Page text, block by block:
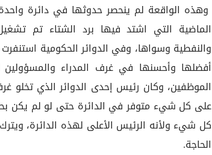
وهذه الواقعة لم ينحصر حدوثها في دائرة
الماضية التي اشتد فيها برد الشتاء تم
والنفطية وسواها، وفي الدوائر الحكومية
أفضلها وأحسنها في غرف المدراء
الموظفين، وكان رئيس إحدى الدوائر الذي تخلو
على كل شيء متوفر في الدائرة حتى لو لم يكن
كل شيء ولأنه الرئيس الأعلى لهذه الدائرة،
الحاجة.